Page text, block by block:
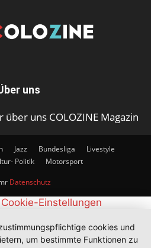
uns
uns COLOZINE Magazin
Jazz Bundesliga
Livestyle
Politik Motorsport
Datenschutz
Cookie-Einstellungen
cookies und
um bestimmte Funktionen zu